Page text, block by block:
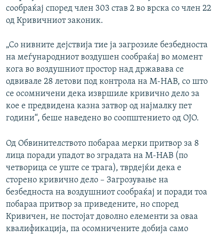
сообраќај според член 303 став 2 во врска со член 22
од Кривичниот законик.
„Со нивните дејствија тие ја загрозиле безбедноста
на меѓународниот воздушен сообраќај во момент
кога во воздушниот простор над државава се
одвивале 28 летови под контрола на М-НАВ, со што
се осомничени дека извршиле кривично дело за
кое е предвидена казна затвор од најмалку пет
години“, беше наведено во соопштението од ОЈО.
Од Обвинителството побараа мерки притвор за 8
лица поради упадот во зградата на М-НАВ (по
четворица се уште се трага), тврдејќи дека е
сторено кривично дело – Загрозување на
безбедноста на воздушниот сообраќај и поради тоа
побараа притвор за приведените, но според
Кривичен, не постојат доволно елементи за оваа
квалификација, па осомничените добија само